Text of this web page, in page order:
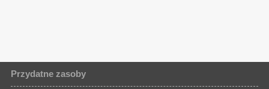
Przydatne zasoby